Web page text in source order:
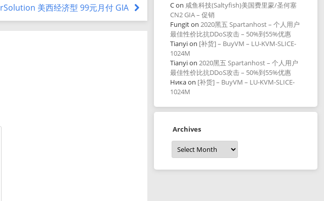
美西经济型 99元月付 GIA
Con 咸鱼科技(Saltyfish)美国费里蒙/圣何塞
CN2 GIA – 促销
Fungiton2020黑五 Spartanhost – 个人用户
最佳性价比抗DDoS攻击 – 50%到55%优惠
Tianyion [补货] – BuyVM – LU-KVM-SLICE-
1024M
Tianyion2020黑五 Spartanhost – 个人用户
最佳性价比抗DDoS攻击 – 50%到55%优惠
Никаon [补货] – BuyVM – LU-KVM-SLICE-
1024M
Archives
Archives